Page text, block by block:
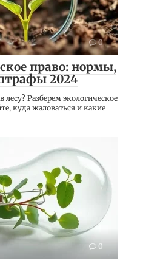
0
право: нормы,
2024
лесу? Разберем экологическое
куда жаловаться и какие
0